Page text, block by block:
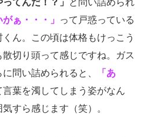
ってんだ！？」
と問い詰められ
ぁ・・・」
って戸惑っている
ん。この頃は体格もけっこう
切り頭って感じですね。ガス
問い詰められると、
「あ
言葉を濁してしまう姿がなん
すら感じます（笑）。